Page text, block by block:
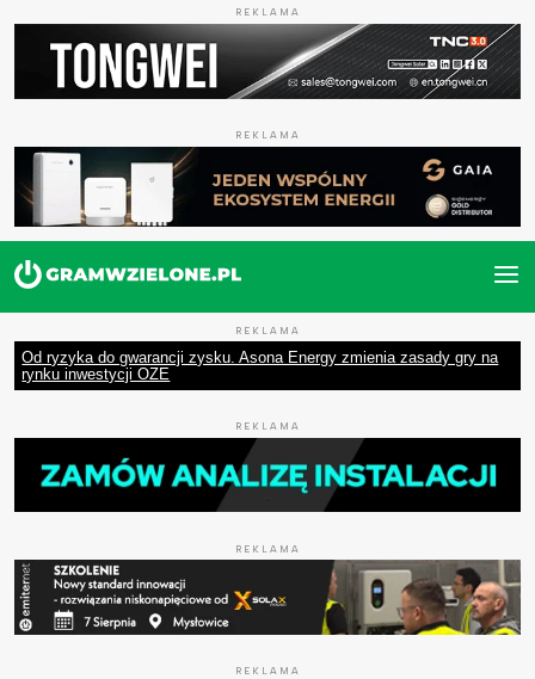
REKLAMA
REKLAMA
REKLAMA
Od ryzyka do gwarancji zysku. Asona Energy zmienia zasady gry na
rynku inwestycji OZE
REKLAMA
REKLAMA
REKLAMA